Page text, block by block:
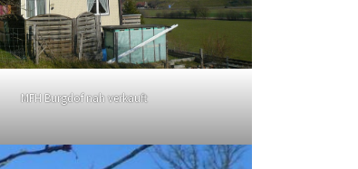
MFH Burgdof nah verkauft